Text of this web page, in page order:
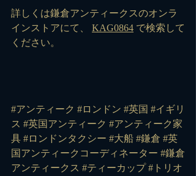
詳しくは鎌倉アンティークスのオンラ
インストアにて、 KAG0864 で検索して
ください。
#アンティーク #ロンドン #英国 #イギリ
ス #英国アンティーク #アンティーク家
具 #ロンドンタクシー #大船 #鎌倉 #英
国アンティークコーディネーター #鎌倉
アンティークス #ティーカップ #トリオ